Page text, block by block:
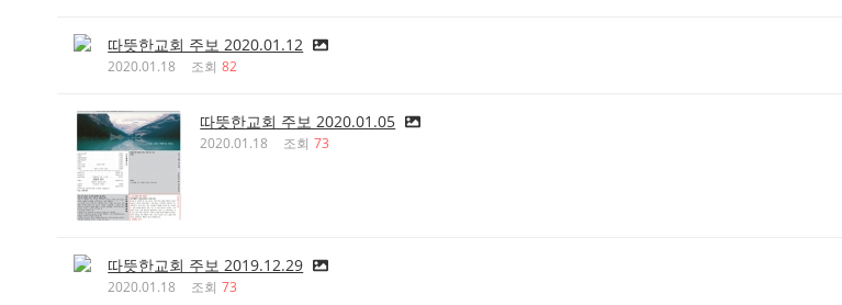
따뜻한교회 주보 2020.01.12
2020.01.18 조회 82
따뜻한교회 주보 2020.01.05
2020.01.18 조회 73
따뜻한교회 주보 2019.12.29
2020.01.18 조회 73